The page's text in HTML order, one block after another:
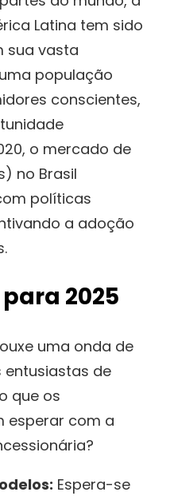
Latina tem sido
sua vasta
população
conscientes,
o mercado de
no Brasil
políticas
a adoção
2025
uma onda de
de
que os
esperar com a
Espera-se